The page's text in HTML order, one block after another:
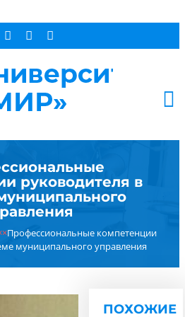
руководителя в
Профессиональные компетенции
муниципального управления
ПОХОЖИЕ